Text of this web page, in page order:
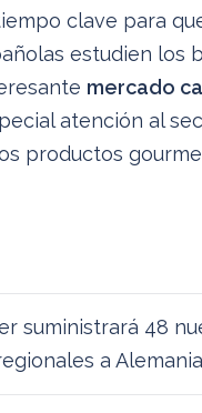
clave para
estudien los
mercado
atención al
productos
suministrará 48
a Alemania